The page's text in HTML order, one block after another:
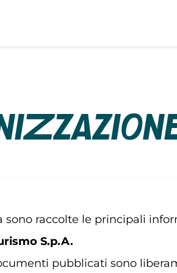
sono raccolte le principali
S.p.A.
pubblicati sono